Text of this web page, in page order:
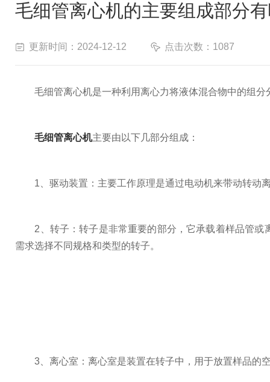
毛细管离心机的主要组成部分
更新时间：2024-12-12 点击次数：1087
毛细管离心机是一种利用离心力将液体混合物中的组分
毛细管离心机主要由以下几部分组成：
1、驱动装置：主要工作原理是通过电动机来带动转动离
2、转子：转子是非常重要的部分，它承载着样品管或
需求选择不同规格和类型的转子。
3、离心室：离心室是装置在转子中，用于放置样品的空